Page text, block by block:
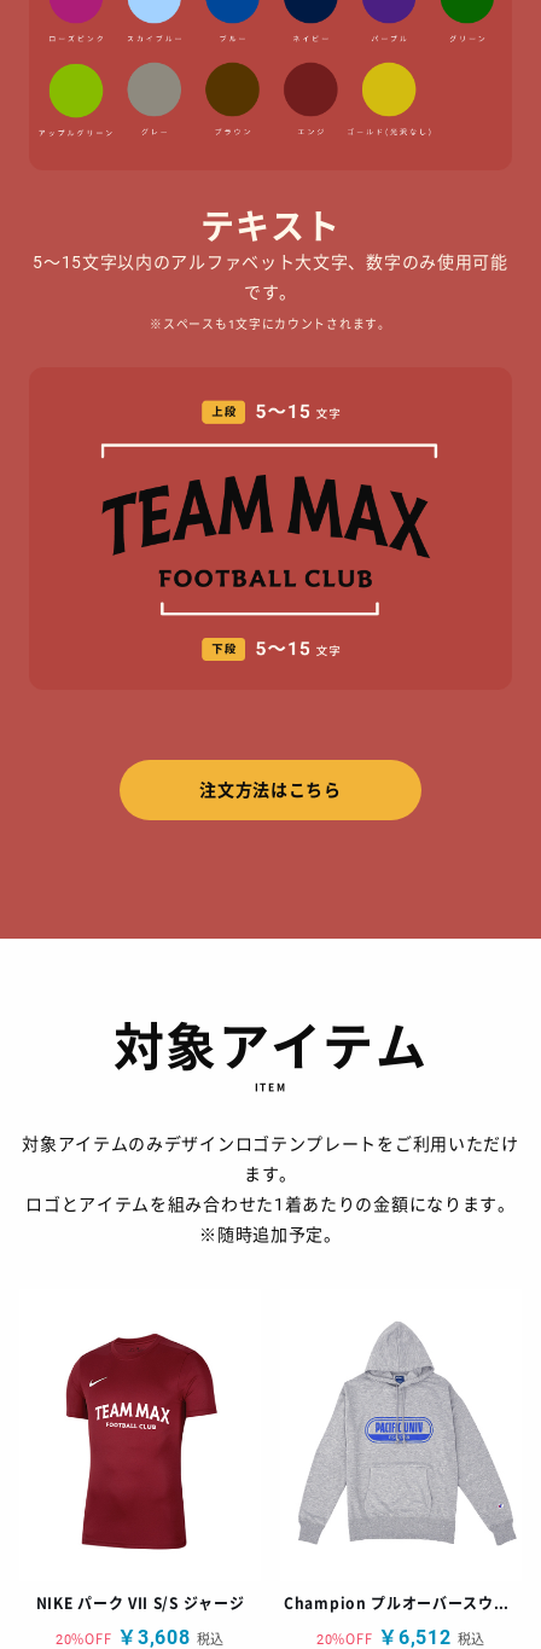
テキスト
5〜15文字以内のアルファベット大文字、数字のみ使用可能
です。
※スペースも1文字にカウントされます。
注文方法はこちら
対象アイテム
ITEM
対象アイテムのみデザインロゴテンプレートをご利用いただけ
ます。
ロゴとアイテムを組み合わせた1着あたりの金額になります。
※随時追加予定。
NIKE パーク VII S/S ジャージ
20%OFF ￥3,608 税込
Champion プルオーバースウェットパーカー
20%OFF ￥6,512 税込